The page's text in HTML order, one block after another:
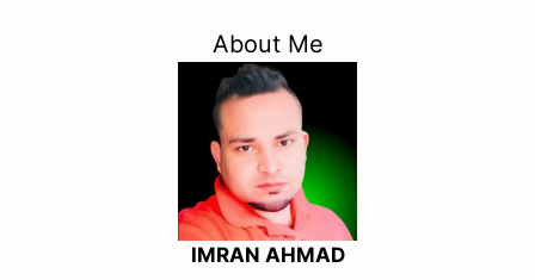
About Me
IMRAN AHMAD